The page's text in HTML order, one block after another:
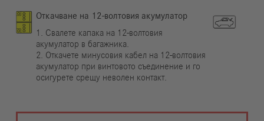
Откачване на 12-волтовия акумулатор
1. Свалете капака на 12-волтовия
акумулатор в багажника.
2. Откачете минусовия кабел на 12-волтовия
акумулатор при винтовото съединение и го
осигурете срещу неволен контакт.